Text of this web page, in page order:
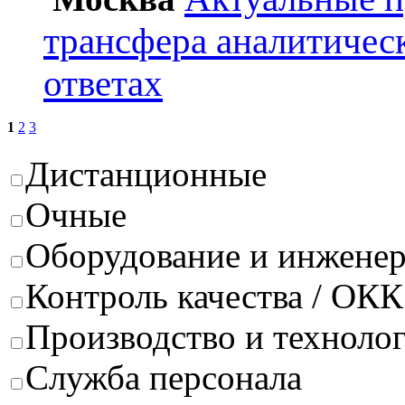
трансфера
ответах
1 2 3
Дистанционные
Очные
Оборудование и
Контроль качества / ОКК
Производство и
Служба персонала